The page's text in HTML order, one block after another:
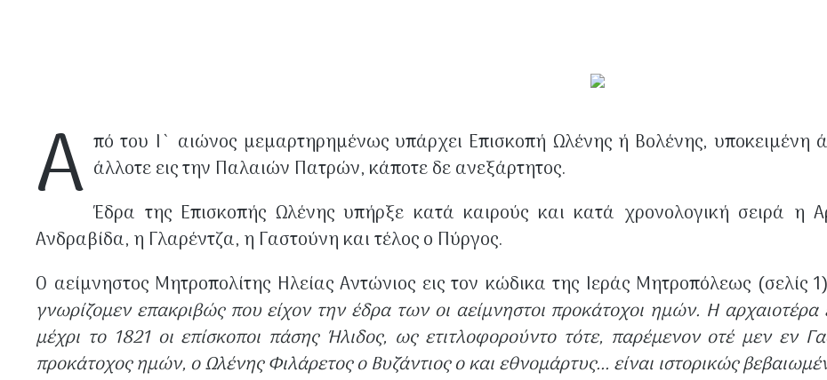
Α πό του Ι` αιώνος μεμαρτηρημένως υπάρχει Επισκοπή Ωλένης ή Βολένης, υποκειμένη
άλλοτε εις την Παλαιών Πατρών, κάποτε δε ανεξάρτητος.
Έδρα της Επισκοπής Ωλένης υπήρξε κατά καιρούς και κατά χρονολογική σειρά η
Ανδραβίδα, η Γλαρέντζα, η Γαστούνη και τέλος ο Πύργος.
Ο αείμνηστος Μητροπολίτης Ηλείας Αντώνιος εις τον κώδικα της Ιεράς Μητροπόλεως (σελίς
γνωρίζομεν επακριβώς που είχον την έδρα των οι αείμνηστοι προκάτοχοι ημών. Η αρχαιοτέρα
μέχρι το 1821 οι επίσκοποι πάσης Ήλιδος, ως ετιτλοφορούντο τότε, παρέμενον οτέ μεν εν
προκάτοχος ημών, ο Ωλένης Φιλάρετος ο Βυζάντιος ο και εθνομάρτυς... είναι ιστορικώς